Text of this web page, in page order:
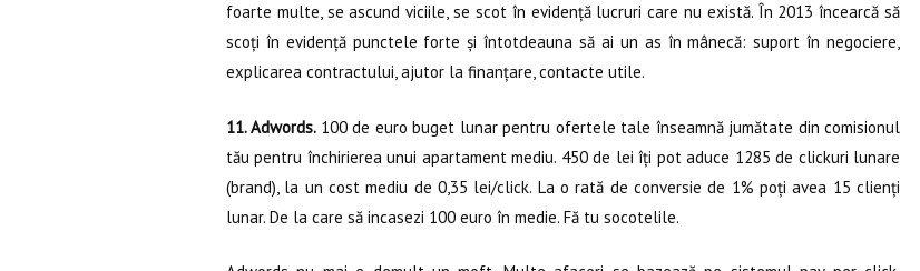
foarte multe, se ascund viciile, se scot în evidență lucruri care nu există. În 2013 încearcă să
scoți în evidență punctele forte și întotdeauna să ai un as în mânecă: suport în negociere,
explicarea contractului, ajutor la finanțare, contacte utile.
11. Adwords. 100 de euro buget lunar pentru ofertele tale înseamnă jumătate din comisionul
tău pentru închirierea unui apartament mediu. 450 de lei îți pot aduce 1285 de clickuri lunare
(brand), la un cost mediu de 0,35 lei/click. La o rată de conversie de 1% poți avea 15 clienți
lunar. De la care să incasezi 100 euro în medie. Fă tu socotelile.